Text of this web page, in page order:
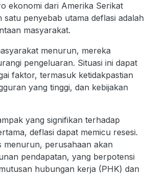
ekonomi dari Amerika Serikat
satu penyebab utama deflasi adalah
masyarakat.
menurun, mereka
pengeluaran. Situasi ini dapat
faktor, termasuk ketidakpastian
yang tinggi, dan kebijakan
yang signifikan terhadap
deflasi dapat memicu resesi.
menurun, perusahaan akan
pendapatan, yang berpotensi
hubungan kerja (PHK) dan